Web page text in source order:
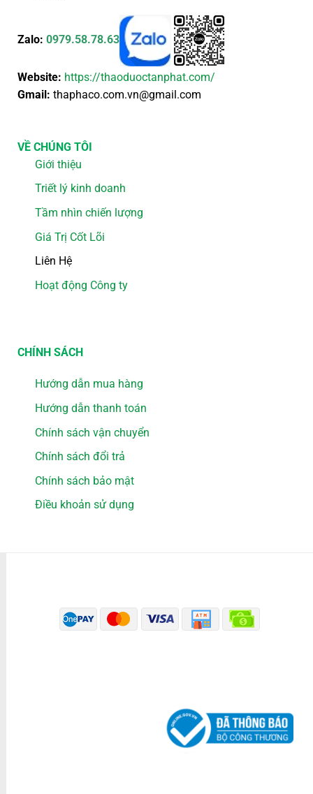
Zalo: 0979.58.78.63
Website: https://thaoduoctanphat.com/
Gmail: thaphaco.com.vn@gmail.com
VỀ CHÚNG TÔI
Giới thiệu
Triết lý kinh doanh
Tầm nhìn chiến lượng
Giá Trị Cốt Lõi
Liên Hệ
Hoạt động Công ty
CHÍNH SÁCH
Hướng dẫn mua hàng
Hướng dẫn thanh toán
Chính sách vận chuyển
Chính sách đổi trả
Chính sách bảo mật
Điều khoản sử dụng